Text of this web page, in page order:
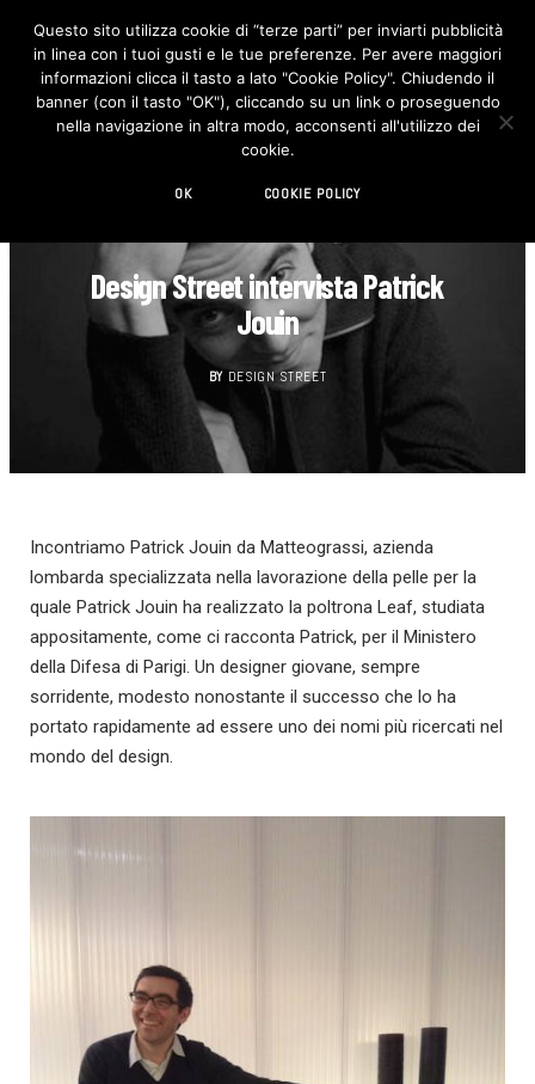
F
c
e
b
o
I
n
s
t
Design Street intervista Patrick
Jouin
BY DESIGN STREET
Incontriamo Patrick Jouin da Matteograssi, azienda
lombarda specializzata nella lavorazione della pelle per la
quale Patrick Jouin ha realizzato la poltrona Leaf, studiata
appositamente, come ci racconta Patrick, per il Ministero
della Difesa di Parigi. Un designer giovane, sempre
sorridente, modesto nonostante il successo che lo ha
portato rapidamente ad essere uno dei nomi più ricercati nel
mondo del design.
Questo sito utilizza cookie di “terze parti” per inviarti pubblicità
in linea con i tuoi gusti e le tue preferenze. Per avere maggiori
informazioni clicca il tasto a lato "Cookie Policy". Chiudendo il
banner (con il tasto "OK"), cliccando su un link o proseguendo
nella navigazione in altra modo, acconsenti all'utilizzo dei
cookie.
OK COOKIE POLICY